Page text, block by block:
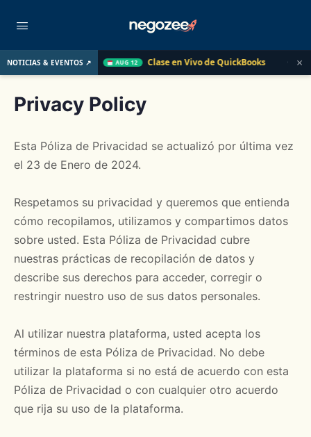
NOTICIAS & EVENTOS ↗
AUG 12 Clase en Vivo de QuickBooks Cómo convertir un ×
Privacy Policy
Esta Póliza de Privacidad se actualizó por última vez
el 23 de Enero de 2024.
Respetamos su privacidad y queremos que entienda
cómo recopilamos, utilizamos y compartimos datos
sobre usted. Esta Póliza de Privacidad cubre
nuestras prácticas de recopilación de datos y
describe sus derechos para acceder, corregir o
restringir nuestro uso de sus datos personales.
Al utilizar nuestra plataforma, usted acepta los
términos de esta Póliza de Privacidad. No debe
utilizar la plataforma si no está de acuerdo con esta
Póliza de Privacidad o con cualquier otro acuerdo
que rija su uso de la plataforma.